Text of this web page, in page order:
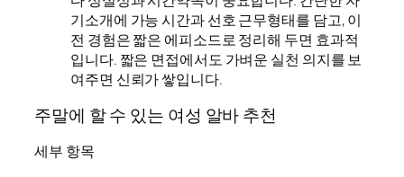
기소개에 가능 시간과 선호 근무형태를 담고, 이
전 경험은 짧은 에피소드로 정리해 두면 효과적
입니다. 짧은 면접에서도 가벼운 실천 의지를 보
여주면 신뢰가 쌓입니다.
주말에 할 수 있는 여성 알바 추천
세부 항목